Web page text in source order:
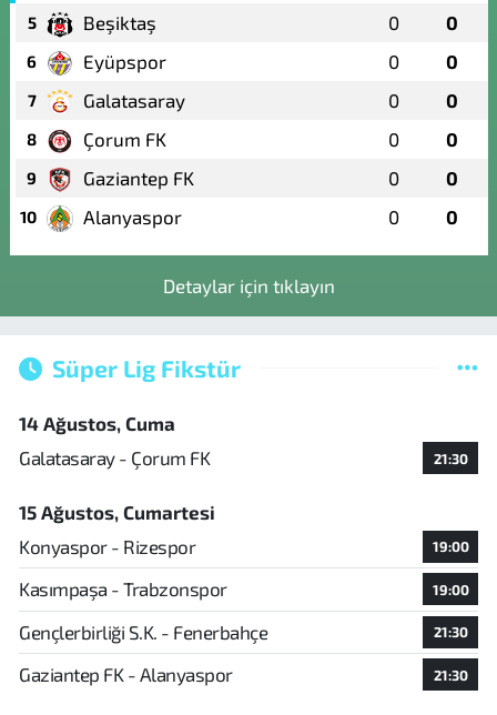
5 Beşiktaş 0 0
6 Eyüpspor 0 0
7 Galatasaray 0 0
8 Çorum FK 0 0
9 Gaziantep FK 0 0
10 Alanyaspor 0 0
Detaylar için tıklayın
Süper Lig Fikstür
14 Ağustos, Cuma
Galatasaray - Çorum FK
21:30
15 Ağustos, Cumartesi
Konyaspor - Rizespor
19:00
Kasımpaşa - Trabzonspor 19:00
Gençlerbirliği S.K. - Fenerbahçe 21:30
Gaziantep FK - Alanyaspor 21:30